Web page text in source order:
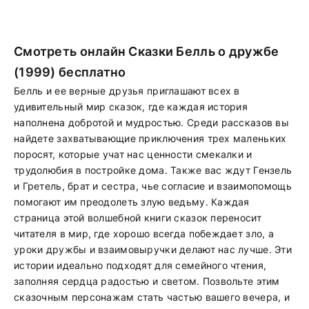
Смотреть онлайн Сказки Белль о дружбе
(1999) бесплатно
Белль и ее верные друзья приглашают всех в
удивительный мир сказок, где каждая история
наполнена добротой и мудростью. Среди рассказов вы
найдете захватывающие приключения трех маленьких
поросят, которые учат нас ценности смекалки и
трудолюбия в постройке дома. Также вас ждут Гензель
и Гретель, брат и сестра, чье согласие и взаимопомощь
помогают им преодолеть злую ведьму. Каждая
страница этой волшебной книги сказок переносит
читателя в мир, где хорошо всегда побеждает зло, а
уроки дружбы и взаимовыручки делают нас лучше. Эти
истории идеально подходят для семейного чтения,
заполняя сердца радостью и светом. Позвольте этим
сказочным персонажам стать частью вашего вечера, и